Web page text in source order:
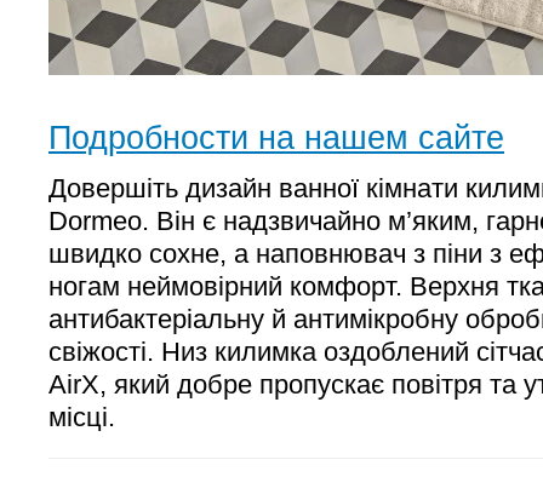
Подробности на нашем сайте
Довершіть дизайн ванної кімнати
Dormeo. Він є надзвичайно м’яким,
швидко сохне, а наповнювач з піни з
ногам неймовірний комфорт. Верхня
антибактеріальну й антимікробну
свіжості. Низ килимка оздоблений
AirX, який добре пропускає повітря та
місці.